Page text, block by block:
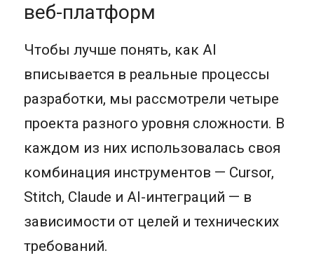
веб-платформ
Чтобы лучше понять, как AI
вписывается в реальные процессы
разработки, мы рассмотрели четыре
проекта разного уровня сложности. В
каждом из них использовалась своя
комбинация инструментов — Cursor,
Stitch, Claude и AI-интеграций — в
зависимости от целей и технических
требований.